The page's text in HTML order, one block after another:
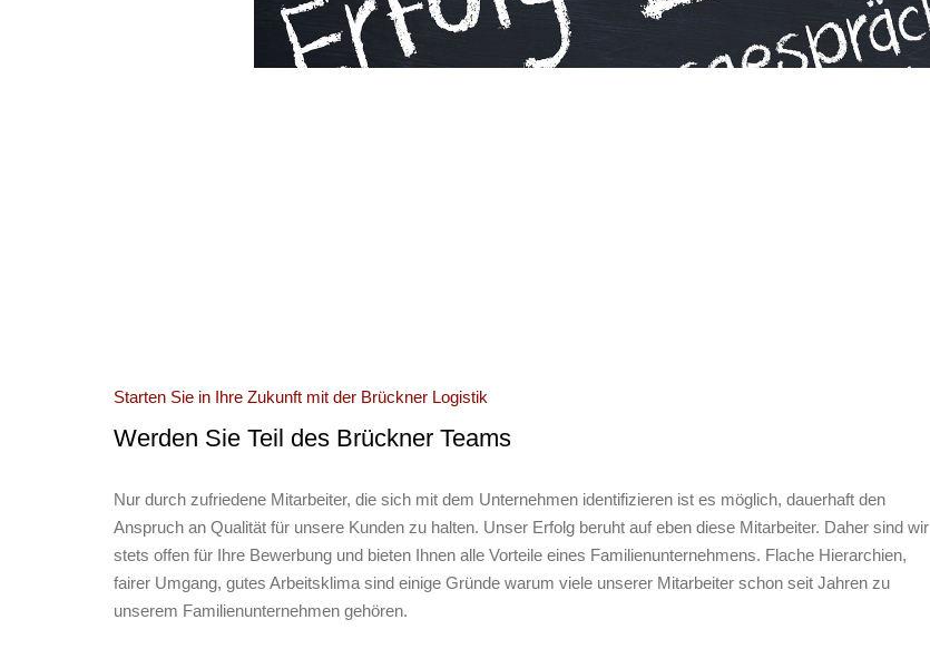
Starten Sie in Ihre Zukunft mit der Brückner Logistik
Werden Sie Teil des Brückner Teams
Nur durch zufriedene Mitarbeiter, die sich mit dem Unternehmen identifizieren ist es möglich, dauerhaft den
Anspruch an Qualität für unsere Kunden zu halten. Unser Erfolg beruht auf eben diese Mitarbeiter. Daher sind wir
stets offen für Ihre Bewerbung und bieten Ihnen alle Vorteile eines Familienunternehmens. Flache Hierarchien,
fairer Umgang, gutes Arbeitsklima sind einige Gründe warum viele unserer Mitarbeiter schon seit Jahren zu
unserem Familienunternehmen gehören.